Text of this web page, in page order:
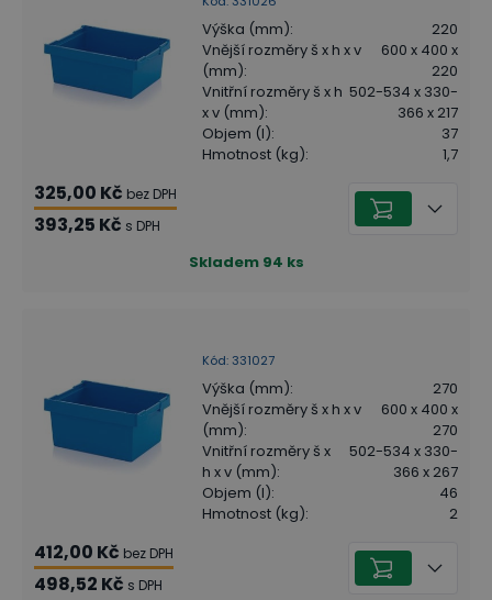
Výška (mm):
220
Vnější rozměry š x h x v
(mm):
600 x 400 x
220
Vnitřní rozměry š x h
x v (mm):
502-534 x 330-
366 x 217
Objem (l):
37
Hmotnost (kg): 1,7
325,00 Kč bez DPH
393,25 Kč s DPH
Skladem 94 ks
Kód: 331027
Výška (mm):
270
Vnější rozměry š x h x v
(mm):
600 x 400 x
270
Vnitřní rozměry š x
h x v (mm):
502-534 x 330-
366 x 267
Objem (l):
46
Hmotnost (kg): 2
412,00 Kč bez DPH
498,52 Kč s DPH